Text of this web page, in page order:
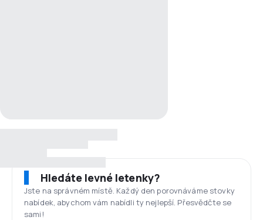
Hledáte levné letenky?
Jste na správném místě. Každý den porovnáváme stovky
nabídek, abychom vám nabídli ty nejlepší. Přesvědčte se
sami!